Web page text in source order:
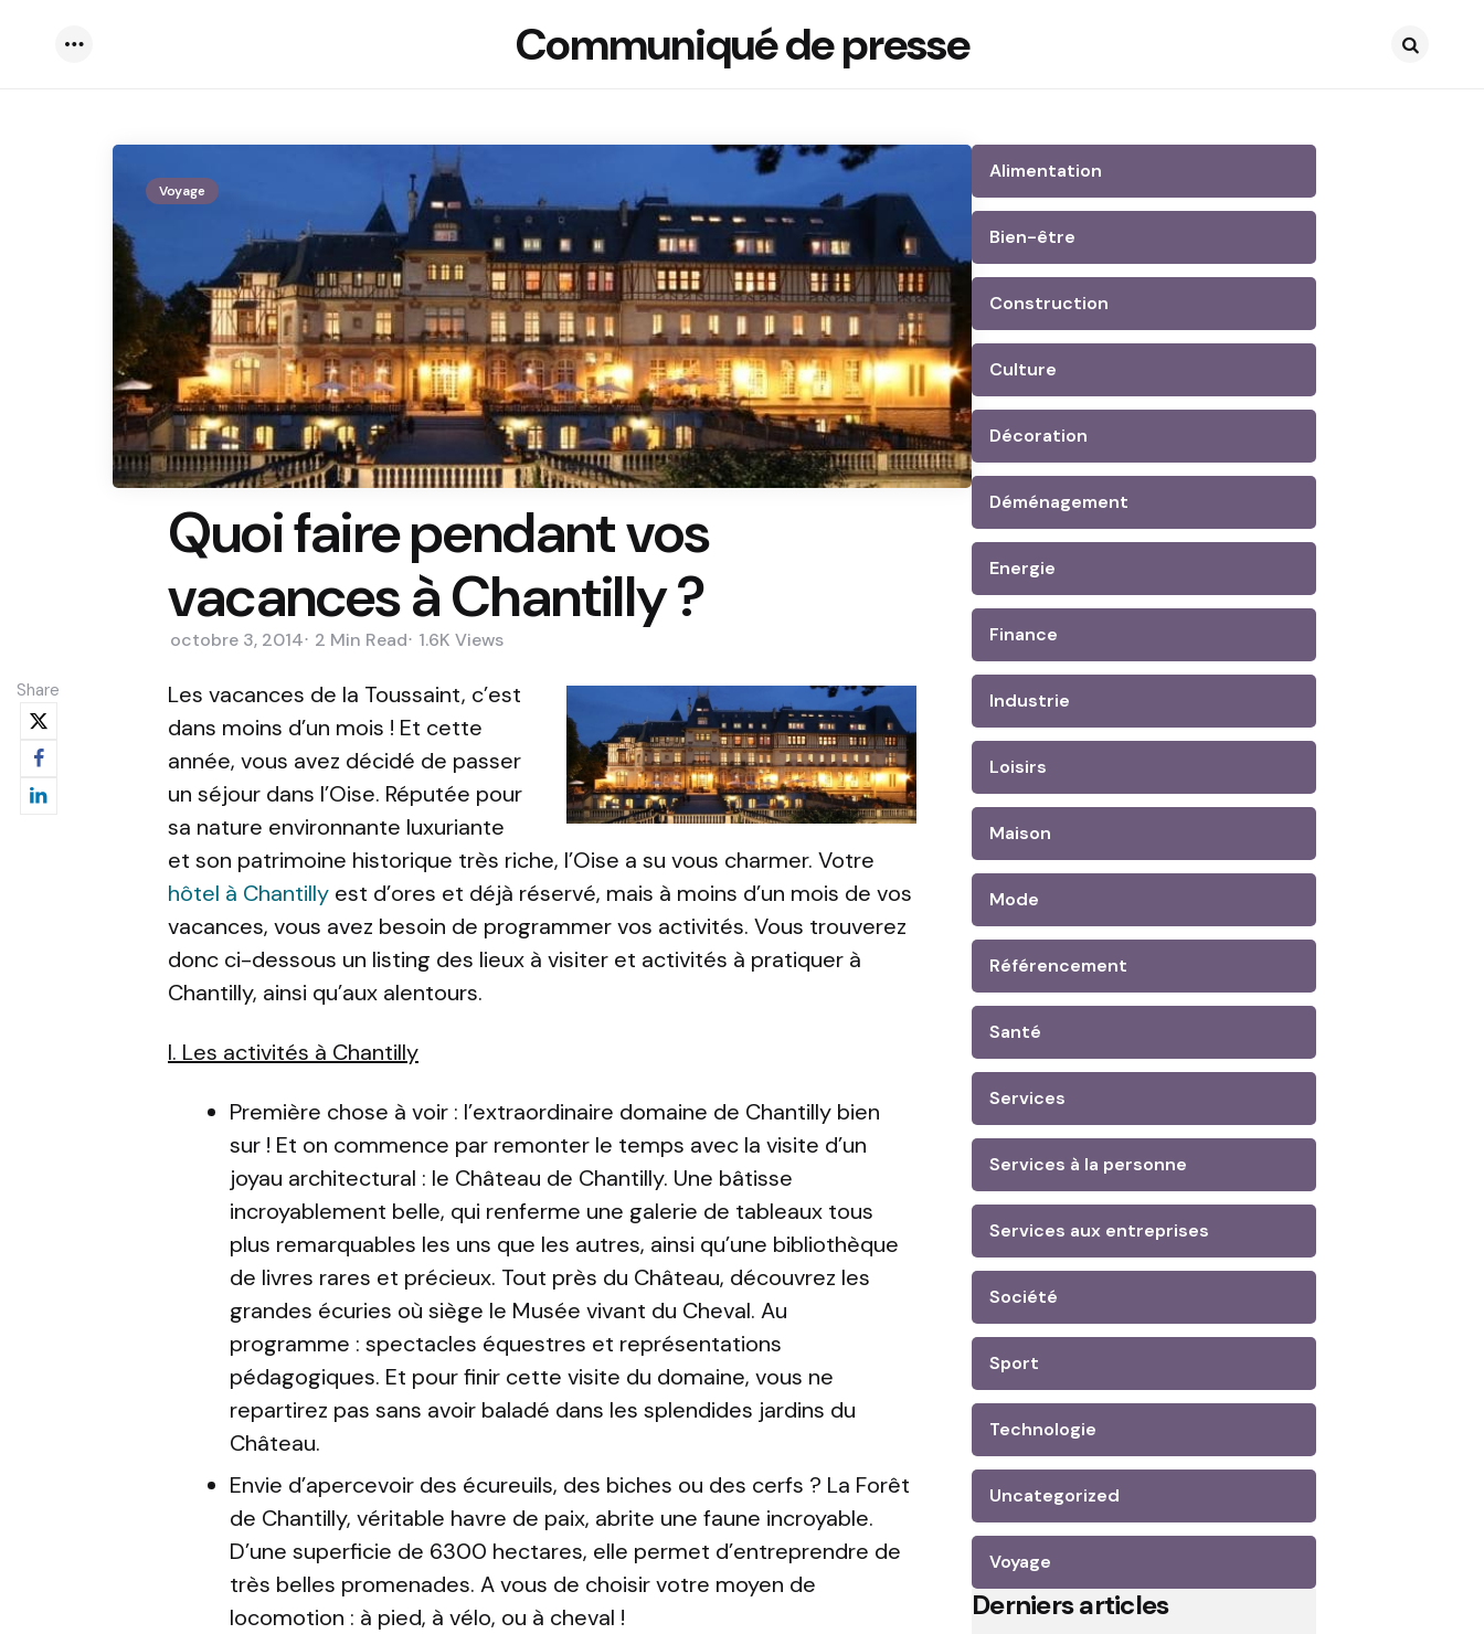
Communiqué de presse
Voyage
Quoi faire pendant vos
vacances à Chantilly ?
octobre 3, 2014 2 Min Read 1.6K Views
Share
Les vacances de la Toussaint, c’est
dans moins d’un mois ! Et cette
année, vous avez décidé de passer
un séjour dans l’Oise. Réputée pour
sa nature environnante luxuriante
et son patrimoine historique très riche, l’Oise a su vous charmer. Votre
hôtel à Chantilly est d’ores et déjà réservé, mais à moins d’un mois de vos
vacances, vous avez besoin de programmer vos activités. Vous trouverez
donc ci-dessous un listing des lieux à visiter et activités à pratiquer à
Chantilly, ainsi qu’aux alentours.
I. Les activités à Chantilly
Première chose à voir : l’extraordinaire domaine de Chantilly bien
sur ! Et on commence par remonter le temps avec la visite d’un
joyau architectural : le Château de Chantilly. Une bâtisse
incroyablement belle, qui renferme une galerie de tableaux tous
plus remarquables les uns que les autres, ainsi qu’une bibliothèque
de livres rares et précieux. Tout près du Château, découvrez les
grandes écuries où siège le Musée vivant du Cheval. Au
programme : spectacles équestres et représentations
pédagogiques. Et pour finir cette visite du domaine, vous ne
repartirez pas sans avoir baladé dans les splendides jardins du
Château.
Envie d’apercevoir des écureuils, des biches ou des cerfs ? La Forêt
de Chantilly, véritable havre de paix, abrite une faune incroyable.
D’une superficie de 6300 hectares, elle permet d’entreprendre de
très belles promenades. A vous de choisir votre moyen de
locomotion : à pied, à vélo, ou à cheval !
Alimentation
Bien-être
Construction
Culture
Décoration
Déménagement
Energie
Finance
Industrie
Loisirs
Maison
Mode
Référencement
Santé
Services
Services à la personne
Services aux entreprises
Société
Sport
Technologie
Uncategorized
Voyage
Derniers articles